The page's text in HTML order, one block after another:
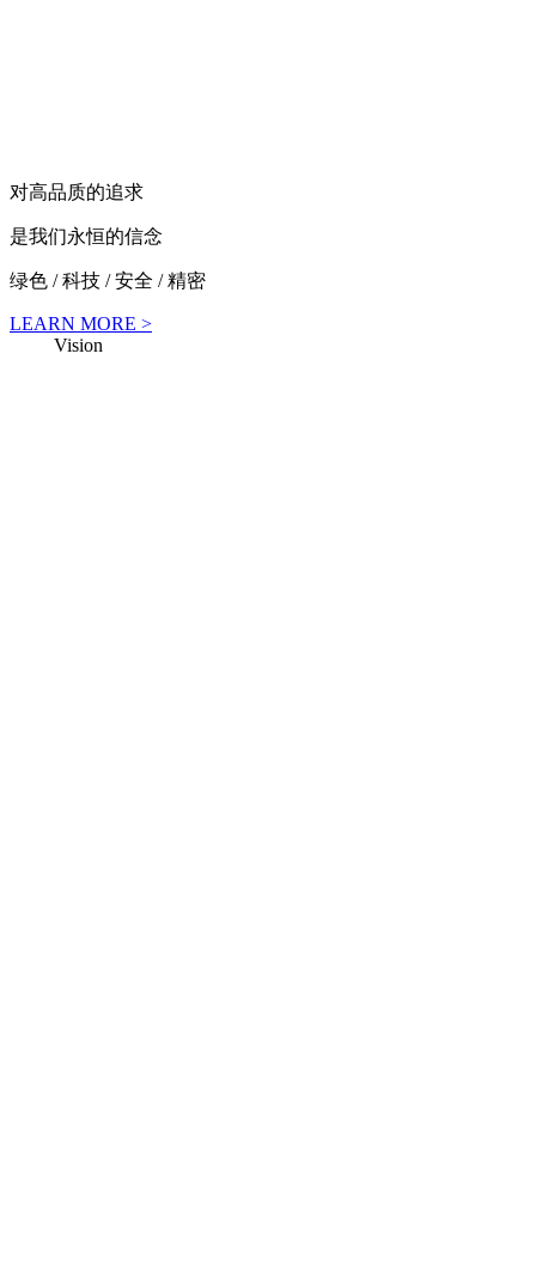
对高品质的追求
是我们永恒的信念
绿色 / 科技 / 安全 / 精密
LEARN MORE >
Vision